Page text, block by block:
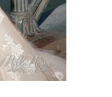
Свадебное платье Marcheza